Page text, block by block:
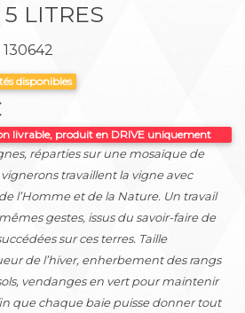
LITRES
disponibles
livrable, produit en DRIVE uniquement
réparties sur une mosaïque de
travaillent la vigne avec
l’Homme et de la Nature. Un travail
gestes, issus du savoir-faire de
sur ces terres. Taille
de l’hiver, enherbement des rangs
vendanges en vert pour maintenir
que chaque baie puisse donner tout